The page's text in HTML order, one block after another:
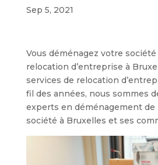
Sep 5, 2021
Vous déménagez votre
relocation d’entreprise à
services de relocation
fil des années, nous sommes
experts en déménagement de
société à Bruxelles et ses